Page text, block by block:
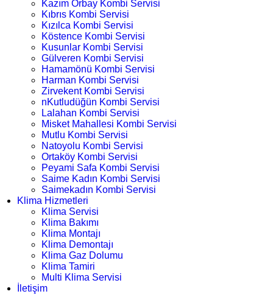
Kazım Orbay Kombi Servisi
Kıbrıs Kombi Servisi
Kızılca Kombi Servisi
Köstence Kombi Servisi
Kusunlar Kombi Servisi
Gülveren Kombi Servisi
Hamamönü Kombi Servisi
Harman Kombi Servisi
Zirvekent Kombi Servisi
nKutludüğün Kombi Servisi
Lalahan Kombi Servisi
Misket Mahallesi Kombi Servisi
Mutlu Kombi Servisi
Natoyolu Kombi Servisi
Ortaköy Kombi Servisi
Peyami Safa Kombi Servisi
Saime Kadın Kombi Servisi
Saimekadın Kombi Servisi
Klima Hizmetleri
Klima Servisi
Klima Bakımı
Klima Montajı
Klima Demontajı
Klima Gaz Dolumu
Klima Tamiri
Multi Klima Servisi
İletişim